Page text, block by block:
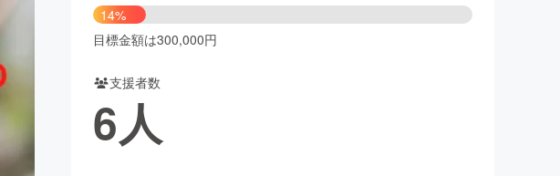
ビューティー・ヘルスケア
14%
目標金額は300,000円
支援者数
6人